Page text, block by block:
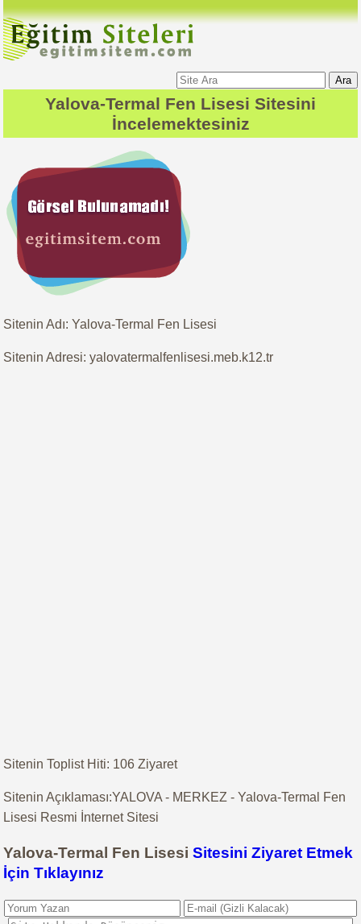
Ara
Yalova-Termal Fen Lisesi Sitesini
İncelemektesiniz
Sitenin Adı: Yalova-Termal Fen Lisesi
Sitenin Adresi: yalovatermalfenlisesi.meb.k12.tr
Sitenin Toplist Hiti: 106 Ziyaret
Sitenin Açıklaması:YALOVA - MERKEZ - Yalova-Termal Fen
Lisesi Resmi İnternet Sitesi
Yalova-Termal Fen LisesiSitesini Ziyaret Etmek
İçin Tıklayınız